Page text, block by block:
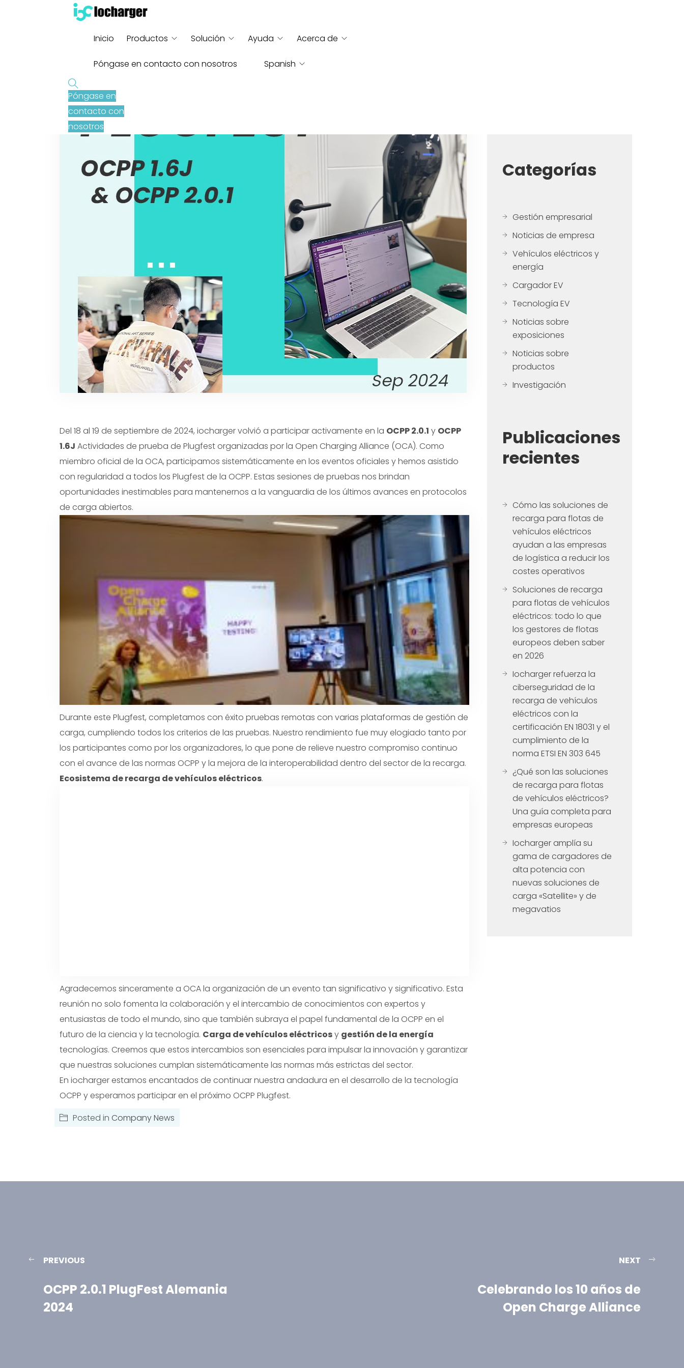
Inicio Productos Solución Ayuda Acerca de
Póngase en contacto con nosotros Spanish
Italian
Portuguese
Dutch
Polish
Swedish
Póngase en
contacto con
nosotros
Del 18 al 19 de septiembre de 2024, iocharger volvió a participar activamente en la OCPP 2.0.1 y OCPP
1.6J Actividades de prueba de Plugfest organizadas por la Open Charging Alliance (OCA). Como
miembro oficial de la OCA, participamos sistemáticamente en los eventos oficiales y hemos asistido
con regularidad a todos los Plugfest de la OCPP. Estas sesiones de pruebas nos brindan
oportunidades inestimables para mantenernos a la vanguardia de los últimos avances en protocolos
de carga abiertos.
Durante este Plugfest, completamos con éxito pruebas remotas con varias plataformas de gestión de
carga, cumpliendo todos los criterios de las pruebas. Nuestro rendimiento fue muy elogiado tanto por
los participantes como por los organizadores, lo que pone de relieve nuestro compromiso continuo
con el avance de las normas OCPP y la mejora de la interoperabilidad dentro del sector de la recarga.
Ecosistema de recarga de vehículos eléctricos.
Agradecemos sinceramente a OCA la organización de un evento tan significativo y significativo. Esta
reunión no solo fomenta la colaboración y el intercambio de conocimientos con expertos y
entusiastas de todo el mundo, sino que también subraya el papel fundamental de la OCPP en el
futuro de la ciencia y la tecnología. Carga de vehículos eléctricosy gestión de la energía
tecnologías. Creemos que estos intercambios son esenciales para impulsar la innovación y garantizar
que nuestras soluciones cumplan sistemáticamente las normas más estrictas del sector.
En iocharger estamos encantados de continuar nuestra andadura en el desarrollo de la tecnología
OCPP y esperamos participar en el próximo OCPP Plugfest.
Posted in Company News
Categorías
Gestión empresarial
Noticias de empresa
Vehículos eléctricos y
energía
Cargador EV
Tecnología EV
Noticias sobre
exposiciones
Noticias sobre
productos
Investigación
Publicaciones
recientes
Cómo las soluciones de
recarga para flotas de
vehículos eléctricos
ayudan a las empresas
de logística a reducir los
costes operativos
Soluciones de recarga
para flotas de vehículos
eléctricos: todo lo que
los gestores de flotas
europeos deben saber
en 2026
Iocharger refuerza la
ciberseguridad de la
recarga de vehículos
eléctricos con la
certificación EN 18031 y el
cumplimiento de la
norma ETSI EN 303 645
¿Qué son las soluciones
de recarga para flotas
de vehículos eléctricos?
Una guía completa para
empresas europeas
Iocharger amplía su
gama de cargadores de
alta potencia con
nuevas soluciones de
carga «Satellite» y de
megavatios
PREVIOUS
OCPP 2.0.1 PlugFest Alemania
2024
NEXT
Celebrando los 10 años de
Open Charge Alliance